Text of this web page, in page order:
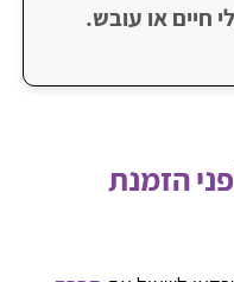
חיים או עובש.
הזמנת